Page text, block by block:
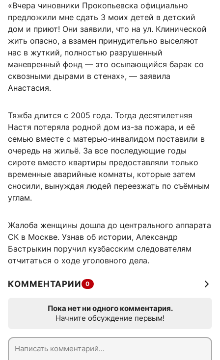
«Вчера чиновники Прокопьевска официально
предложили мне сдать 3 моих детей в детский
дом и приют! Они заявили, что на ул. Клинической
жить опасно, а взамен принудительно выселяют
нас в жуткий, полностью разрушенный
маневренный фонд — это осыпающийся барак со
сквозными дырами в стенах», — заявила
Анастасия.
Тяжба длится с 2005 года. Тогда десятилетняя
Настя потеряла родной дом из-за пожара, и её
семью вместе с матерью-инвалидом поставили в
очередь на жильё. За все последующие годы
сироте вместо квартиры предоставляли только
временные аварийные комнаты, которые затем
сносили, вынуждая людей переезжать по съёмным
углам.
Жалоба женщины дошла до центрального аппарата
СК в Москве. Узнав об истории, Александр
Бастрыкин поручил кузбасским следователям
отчитаться о ходе уголовного дела.
КОММЕНТАРИИ 0
Пока нет ни одного комментария.
Начните обсуждение первым!